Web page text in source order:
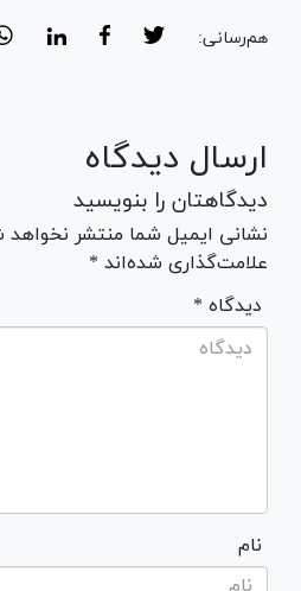
هم‌رسانی:
ارسال دیدگاه
دیدگاهتان را بنویسید
نشانی ایمیل شما منتشر
علامت‌گذاری شده‌اند *
* دیدگاه
نام